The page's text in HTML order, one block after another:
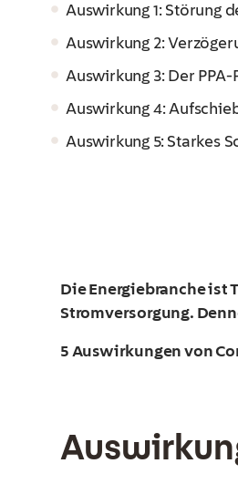
Auswirkung 1: Störung
Auswirkung 2:
Auswirkung 3: Der
Auswirkung 4:
Auswirkung 5: Starkes
Die Energiebranche ist
Stromversorgung.
5 Auswirkungen von